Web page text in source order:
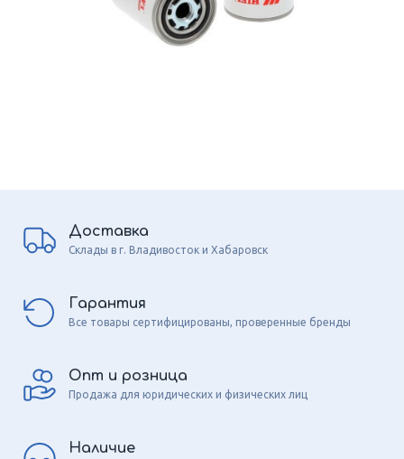
Доставка
Склады в г. Владивосток и Хабаровск
Гарантия
Все товары сертифицированы, проверенные бренды
Опт и розница
Продажа для юридических и физических лиц
Наличие